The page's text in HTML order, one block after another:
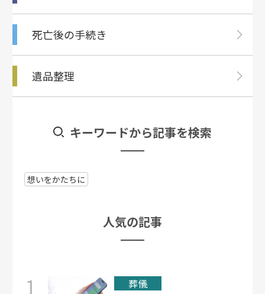
死亡後の⼿続き
遺品整理
キーワードから記事を検索
想いをかたちに
⼈気の記事
1 葬儀